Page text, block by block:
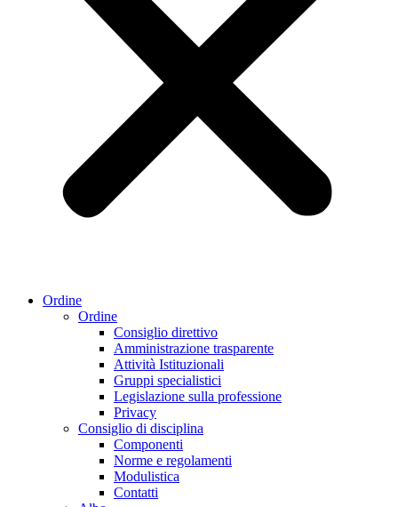
Ordine
Ordine
Consiglio direttivo
Amministrazione trasparente
Attività Istituzionali
Gruppi specialistici
Legislazione sulla professione
Privacy
Consiglio di disciplina
Componenti
Norme e regolamenti
Modulistica
Contatti